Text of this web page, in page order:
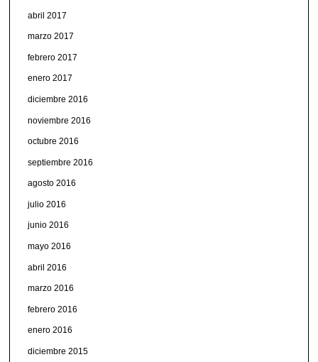
abril 2017
marzo 2017
febrero 2017
enero 2017
diciembre 2016
noviembre 2016
octubre 2016
septiembre 2016
agosto 2016
julio 2016
junio 2016
mayo 2016
abril 2016
marzo 2016
febrero 2016
enero 2016
diciembre 2015